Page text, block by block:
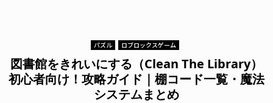
パズル ロブロックスゲーム
図書館をきれいにする（Clean The Library）
初心者向け！攻略ガイド｜棚コード一覧・魔法
システムまとめ